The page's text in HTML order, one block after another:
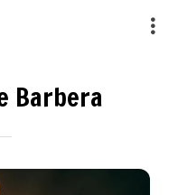
Barbera